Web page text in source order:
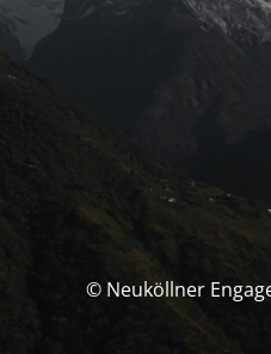
© Neuköllner